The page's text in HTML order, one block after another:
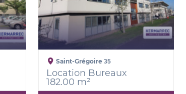
Saint-Grégoire 35
Location Bureaux
182.00 m²